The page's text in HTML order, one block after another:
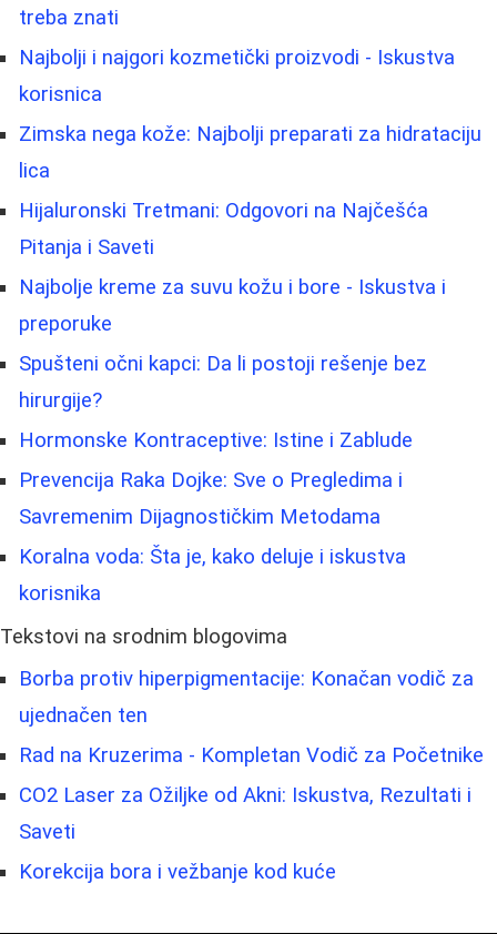
treba znati
Najbolji i najgori kozmetički proizvodi - Iskustva
korisnica
Zimska nega kože: Najbolji preparati za hidrataciju
lica
Hijaluronski Tretmani: Odgovori na Najčešća
Pitanja i Saveti
Najbolje kreme za suvu kožu i bore - Iskustva i
preporuke
Spušteni očni kapci: Da li postoji rešenje bez
hirurgije?
Hormonske Kontraceptive: Istine i Zablude
Prevencija Raka Dojke: Sve o Pregledima i
Savremenim Dijagnostičkim Metodama
Koralna voda: Šta je, kako deluje i iskustva
korisnika
Tekstovi na srodnim blogovima
Borba protiv hiperpigmentacije: Konačan vodič za
ujednačen ten
Rad na Kruzerima - Kompletan Vodič za Početnike
CO2 Laser za Ožiljke od Akni: Iskustva, Rezultati i
Saveti
Korekcija bora i vežbanje kod kuće